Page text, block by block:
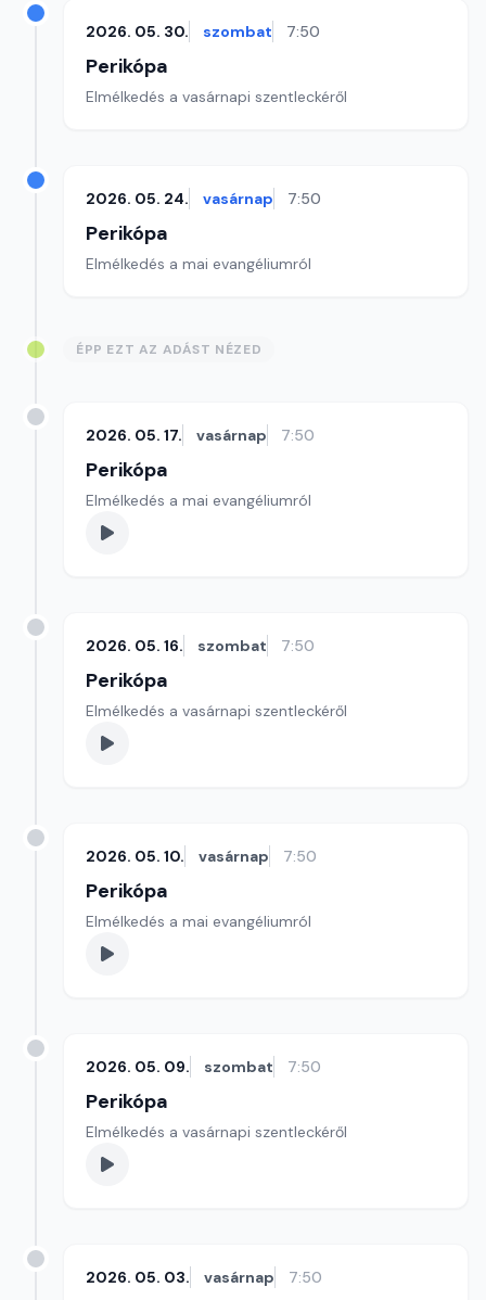
2026. 05. 30. szombat 7:50
Perikópa
Elmélkedés a vasárnapi szentleckéről
2026. 05. 24. vasárnap 7:50
Perikópa
Elmélkedés a mai evangéliumról
ÉPP EZT AZ ADÁST NÉZED
2026. 05. 17. vasárnap 7:50
Perikópa
Elmélkedés a mai evangéliumról
2026. 05. 16. szombat 7:50
Perikópa
Elmélkedés a vasárnapi szentleckéről
2026. 05. 10. vasárnap 7:50
Perikópa
Elmélkedés a mai evangéliumról
2026. 05. 09. szombat 7:50
Perikópa
Elmélkedés a vasárnapi szentleckéről
2026. 05. 03. vasárnap 7:50